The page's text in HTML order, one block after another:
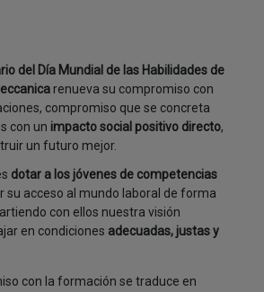
del Día Mundial de las Habilidades de
renueva su compromiso con
compromiso que se concreta
con un impacto social positivo directo,
un futuro mejor.
dotar a los jóvenes de competencias
su acceso al mundo laboral de forma
con ellos nuestra visión
en condiciones adecuadas, justas y
con la formación se traduce en